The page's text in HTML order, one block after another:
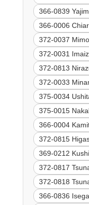
366-0839
366-0006
372-0037
372-0031
372-0813
372-0033
375-0034
375-0015
366-0004
372-0815
369-0212
372-0817
372-0818
366-0836